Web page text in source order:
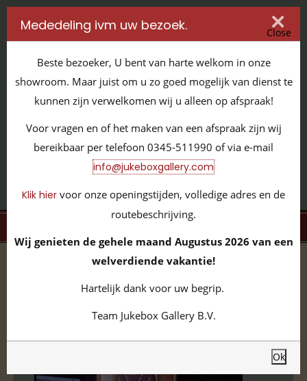
IT'S ALL ABOUT JUKEBOXES
GILDENSTRAAT 32 / 4143 HS LEERDAM / TEL:
0345 - 511990
INFO@JUKEBOXGALLERY.COM
volledige collectie / overige items
Mededeling ivm uw bezoek. Close
Beste bezoeker, U bent van harte welkom in onze
showroom. Maar juist om u zo goed mogelijk van dienst te
kunnen zijn verwelkomen wij u alleen op afspraak!
Voor vragen en of het maken van een afspraak zijn wij
bereikbaar per telefoon 0345-511990 of via e-mail
info@jukeboxgallery.com
Klik hier voor onze openingstijden, volledige adres en de
routebeschrijving.
Wij genieten de gehele maand Augustus 2026 van een
welverdiende vakantie!
Hartelijk dank voor uw begrip.
Team Jukebox Gallery B.V.
Ok